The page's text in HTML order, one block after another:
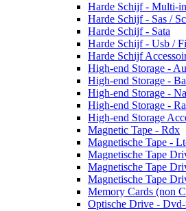
Harde Schijf - Multi-
Harde Schijf - Sas /
Harde Schijf - Sata
Harde Schijf - Usb /
Harde Schijf
High-end Storage -
High-end Storage -
High-end Storage -
High-end Storage -
High-end Storage
Magnetic Tape - Rdx
Magnetische Tape -
Magnetische Tape
Magnetische Tape
Magnetische Tape
Memory Cards (non
Optische Drive -